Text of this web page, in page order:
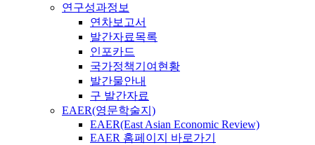
연구성과정보
연차보고서
발간자료목록
인포카드
국가정책기여현황
발간물안내
구 발간자료
EAER(영문학술지)
EAER(East Asian Economic Review)
EAER 홈페이지 바로가기